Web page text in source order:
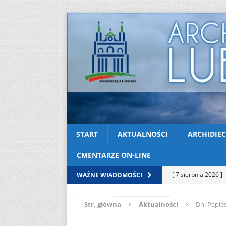
START AKTUALNOŚCI
CMENTARZE ON-LINE
WAŻNE WIADOMOŚCI [ 7 sierpnia 2026 ]
[ 7 sierpnia 2026 ]
Str. główna Aktualności Dni